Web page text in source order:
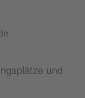
und